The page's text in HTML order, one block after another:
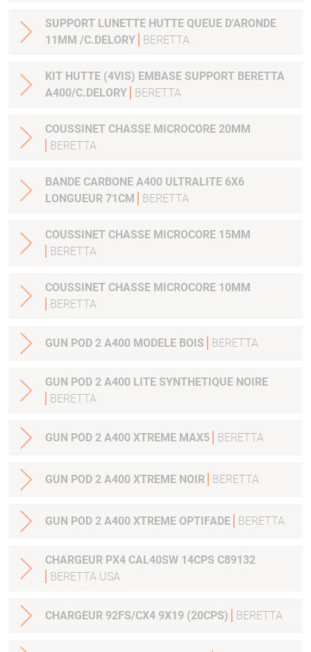
SUPPORT LUNETTE HUTTE QUEUE D'ARONDE
11MM /C.DELORY
BERETTA
KIT HUTTE (4VIS) EMBASE SUPPORT BERETTA
A400/C.DELORY
BERETTA
COUSSINET CHASSE MICROCORE 20MM
BERETTA
BANDE CARBONE A400 ULTRALITE 6X6
LONGUEUR 71CM
BERETTA
COUSSINET CHASSE MICROCORE 15MM
BERETTA
COUSSINET CHASSE MICROCORE 10MM
BERETTA
GUN POD 2 A400 MODELE BOIS BERETTA
GUN POD 2 A400 LITE SYNTHETIQUE NOIRE
BERETTA
GUN POD 2 A400 XTREME MAX5 BERETTA
GUN POD 2 A400 XTREME NOIR BERETTA
GUN POD 2 A400 XTREME OPTIFADE BERETTA
CHARGEUR PX4 CAL40SW 14CPS C89132
BERETTA USA
CHARGEUR 92FS/CX4 9X19 (20CPS) BERETTA